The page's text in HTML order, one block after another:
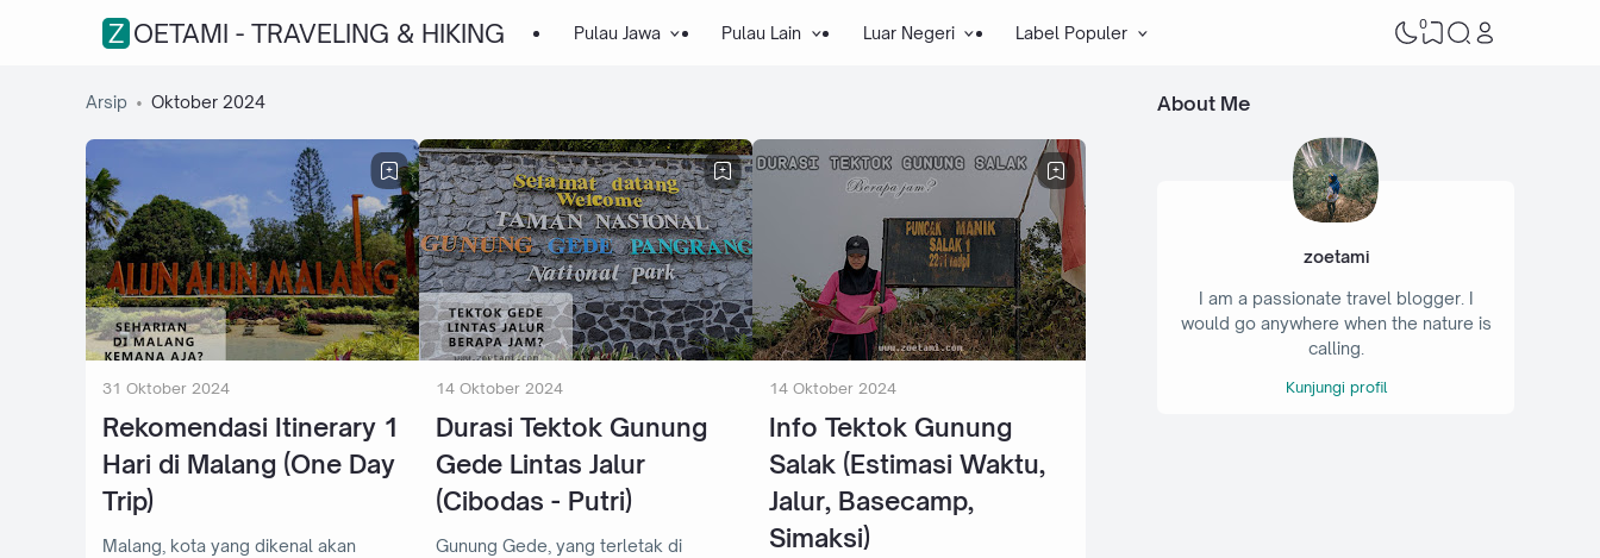
ZOETAMI - TRAVELING & HIKING Pulau Jawa Pulau Lain Luar Negeri Label Populer 0
Arsip Oktober 2024
31 Oktober 2024
Rekomendasi Itinerary 1
Hari di Malang (One Day
Trip)
Malang, kota yang dikenal akan
14 Oktober 2024
Durasi Tektok Gunung
Gede Lintas Jalur
(Cibodas - Putri)
Gunung Gede, yang terletak di
14 Oktober 2024
Info Tektok Gunung
Salak (Estimasi Waktu,
Jalur, Basecamp,
Simaksi)
About Me
zoetami
I am a passionate travel blogger. I
would go anywhere when the nature is
calling.
Kunjungi profil